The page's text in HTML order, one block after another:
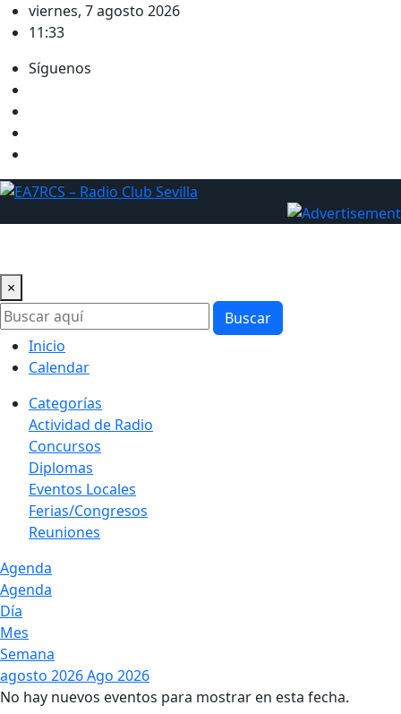
Saltarviernes, 7 agosto 2026
11:33
Síguenos
×
Buscar
Inicio
Calendar
Categorías
Actividad de Radio
Concursos
Diplomas
Eventos Locales
Ferias/Congresos
Reuniones
Agenda
Agenda
Día
Mes
Semana
agosto 2026Ago 2026
No hay nuevos eventos para mostrar en esta fecha.